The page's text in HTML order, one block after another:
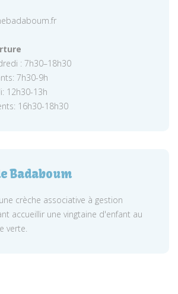
: 7h30–18h30
7h30-9h
12h30-13h
16h30-18h30
Badaboum
crèche associative à gestion
accueillir une vingtaine d'enfant au
verte.